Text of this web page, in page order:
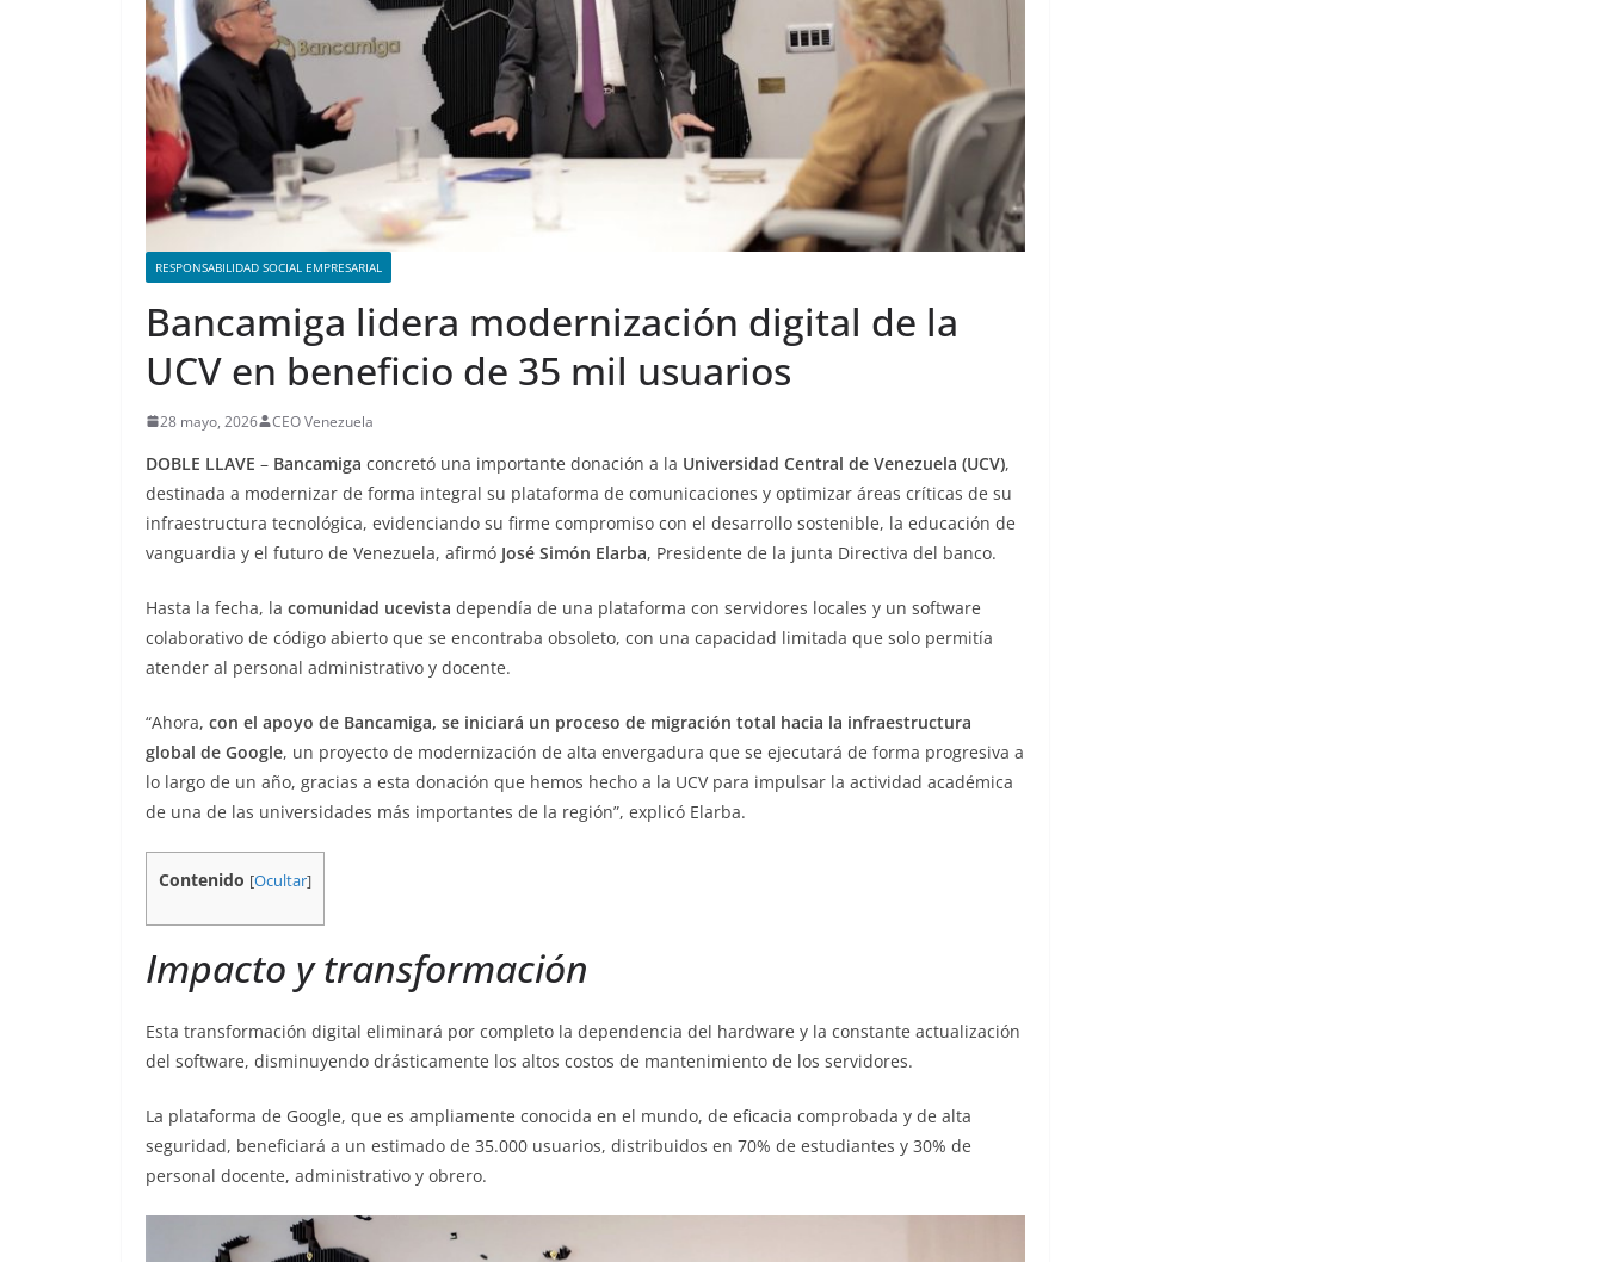
RESPONSABILIDAD SOCIAL EMPRESARIAL
Bancamiga lidera modernización digital de la
UCV en beneficio de 35 mil usuarios
28 mayo, 2026 CEO Venezuela
DOBLE LLAVE – Bancamiga concretó una importante donación a la Universidad Central de Venezuela (UCV),
destinada a modernizar de forma integral su plataforma de comunicaciones y optimizar áreas críticas de su
infraestructura tecnológica, evidenciando su firme compromiso con el desarrollo sostenible, la educación de
vanguardia y el futuro de Venezuela, afirmó José Simón Elarba, Presidente de la junta Directiva del banco.
Hasta la fecha, la comunidad ucevista dependía de una plataforma con servidores locales y un software
colaborativo de código abierto que se encontraba obsoleto, con una capacidad limitada que solo permitía
atender al personal administrativo y docente.
“Ahora, con el apoyo de Bancamiga, se iniciará un proceso de migración total hacia la infraestructura
global de Google, un proyecto de modernización de alta envergadura que se ejecutará de forma progresiva a
lo largo de un año, gracias a esta donación que hemos hecho a la UCV para impulsar la actividad académica
de una de las universidades más importantes de la región”, explicó Elarba.
Contenido [Ocultar]
Impacto y transformación
Esta transformación digital eliminará por completo la dependencia del hardware y la constante actualización
del software, disminuyendo drásticamente los altos costos de mantenimiento de los servidores.
La plataforma de Google, que es ampliamente conocida en el mundo, de eficacia comprobada y de alta
seguridad, beneficiará a un estimado de 35.000 usuarios, distribuidos en 70% de estudiantes y 30% de
personal docente, administrativo y obrero.